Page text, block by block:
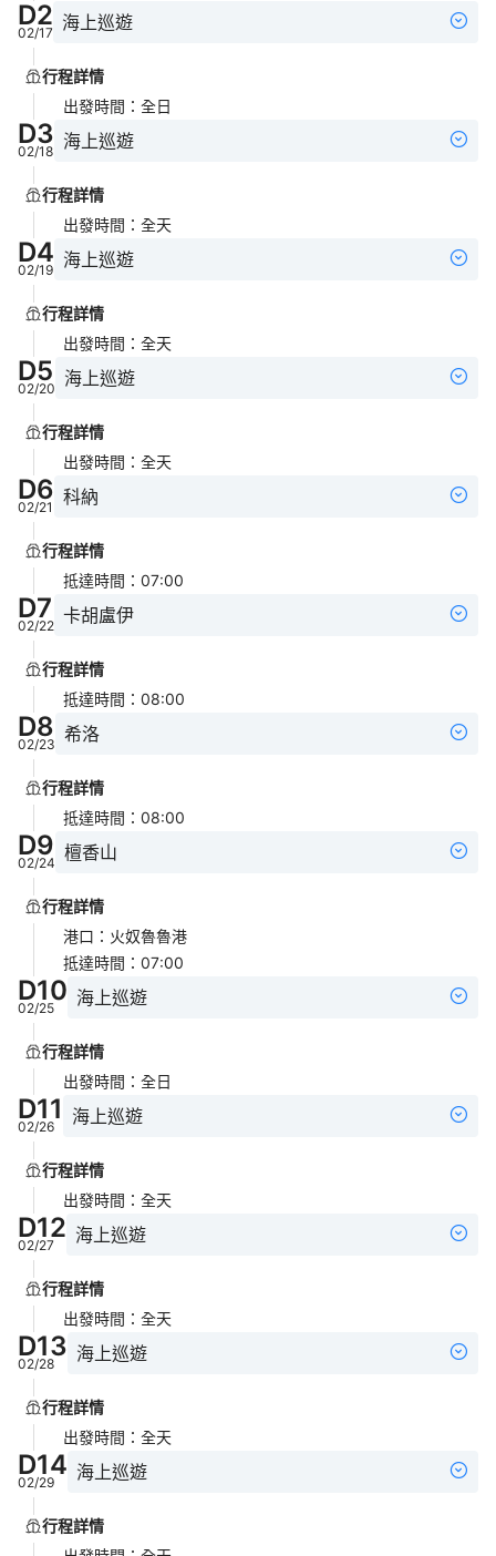
D2
02/17 海上巡遊
行程詳情
出發時間 ： 全日
D3
02/18 海上巡遊
行程詳情
出發時間 ： 全天
D4
02/19 海上巡遊
行程詳情
出發時間 ： 全天
D5
02/20 海上巡遊
行程詳情
出發時間 ： 全天
D6
02/21 科納
行程詳情
抵達時間 ： 07:00
D7
02/22 卡胡盧伊
行程詳情
抵達時間 ： 08:00
D8
02/23 希洛
行程詳情
抵達時間 ： 08:00
D9
02/24 檀香山
行程詳情
港口 ： 火奴魯魯港
抵達時間 ： 07:00
D10
02/25 海上巡遊
行程詳情
出發時間 ： 全日
D11
02/26 海上巡遊
行程詳情
出發時間 ： 全天
D12
02/27 海上巡遊
行程詳情
出發時間 ： 全天
D13
02/28 海上巡遊
行程詳情
出發時間 ： 全天
D14
02/29 海上巡遊
行程詳情